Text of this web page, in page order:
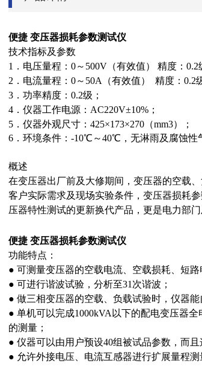
便捷 变压器损耗参数测试仪
技术指标及参数
1．电压量程：0～500V（有效值） 精度：0.2
2．电流量程：0～50A（有效值） 精度：0.2
3．功率精度：0.2级；
4．仪器工作电源：AC220V±10%；
5．仪器外观尺寸：425×173×270（mm3）；
6．环境条件：-10℃～40℃，无淋雨及腐蚀性
概述
在变压器出厂前及大修期间，变压器的空载
客户实际需求及现场实验条件，变压器损耗
压器特性测试的更新换代产品，更是电力部
便捷 变压器损耗参数测试仪
功能特点：
● 可测量变压器的空载电流、空载损耗、短路
● 可进行谐波试验，分析至31次谐波；
● 做三相变压器的空载、负载试验时，仪器
● 单机可以完成1000kVA以下的配电变压器
的测量；
● 仪器可以由用户预设40组被试品参数，而
● 允许外接电压、电流互感器进行扩展量程测